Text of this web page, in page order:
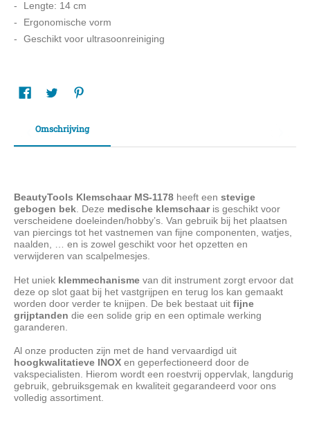
Lengte: 14 cm
Ergonomische vorm
Geschikt voor ultrasoonreiniging
Omschrijving
BeautyTools Klemschaar MS-1178 heeft een stevige
gebogen bek . Deze medische klemschaaris geschikt voor
verscheidene doeleinden/hobby’s. Van gebruik bij het plaatsen
van piercings tot het vastnemen van fijne componenten, watjes,
naalden, … en is zowel geschikt voor het opzetten en
verwijderen van scalpelmesjes.
Het uniek klemmechanisme van dit instrument zorgt ervoor dat
deze op slot gaat bij het vastgrijpen en terug los kan gemaakt
worden door verder te knijpen. De bek bestaat uit fijne
grijptanden die een solide grip en een optimale werking
garanderen.
Al onze producten zijn met de hand vervaardigd uit
hoogkwalitatieve INOX en geperfectioneerd door de
vakspecialisten. Hierom wordt een roestvrij oppervlak, langdurig
gebruik, gebruiksgemak en kwaliteit gegarandeerd voor ons
volledig assortiment.